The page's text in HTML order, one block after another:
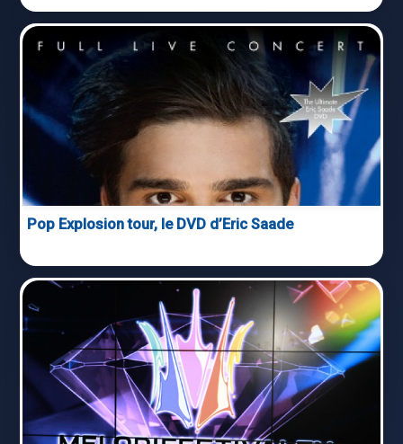
Pop Explosion tour, le DVD d’Eric Saade